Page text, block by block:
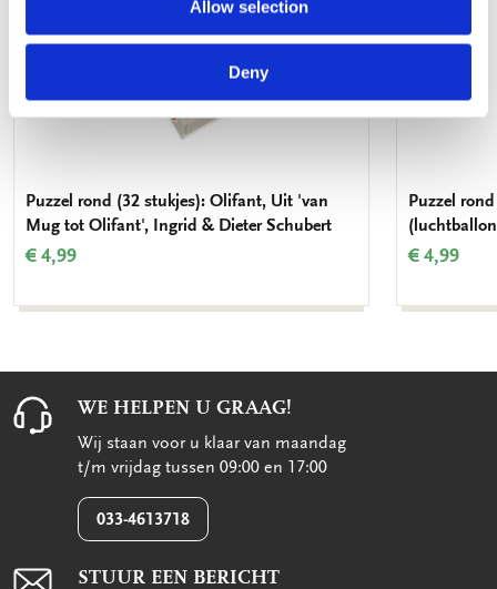
Allow selection
Deny
Puzzel rond (32 stukjes): Olifant, Uit 'van
Mug tot Olifant', Ingrid & Dieter Schubert
€ 4,99
Puzzel
€ 4,99
WE HELPEN U GRAAG!
Wij staan voor u klaar van maandag
t/m vrijdag tussen 09:00 en 17:00
033-4613718
STUUR EEN BERICHT